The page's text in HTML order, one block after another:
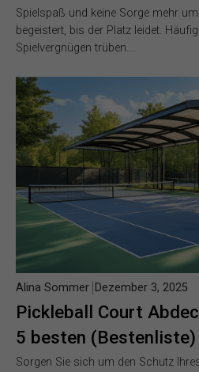
Spielspaß und keine Sorge mehr um
begeistert, bis der Platz leidet.
Spielvergnügen trüben….
Pickleball Court
5 besten (Bestenliste)
Alina Sommer Dezember 3, 2025
Sorgen Sie sich um den Schutz